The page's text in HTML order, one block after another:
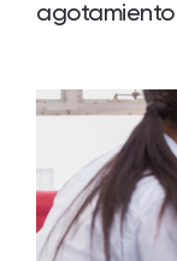
agotamiento